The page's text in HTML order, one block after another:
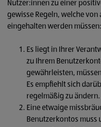
Nutzer:innen zu einer
gewisse Regeln, welche
eingehalten werden müssen:
Es liegt in Ihrer
zu Ihrem
gewährleisten,
Es empfiehlt sich
regelmäßig zu ändern.
Eine etwaige
Benutzerkontos muss